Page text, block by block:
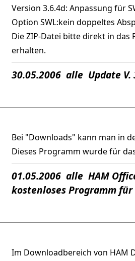
Version 3.6.4d: Anpassung für
Option SWL:kein doppeltes
Die ZIP-Datei bitte direkt in das
erhalten.
30.05.2006 alle Update V.
Bei "Downloads" kann man in
Dieses Programm wurde für
01.05.2006 alle HAM
kostenloses Programm
Im Downloadbereich von HAM